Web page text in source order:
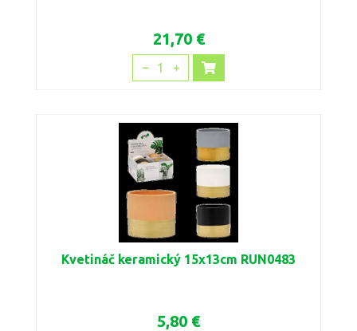
21,70 €
1
Kvetináč keramický 15x13cm RUN0483
5,80 €